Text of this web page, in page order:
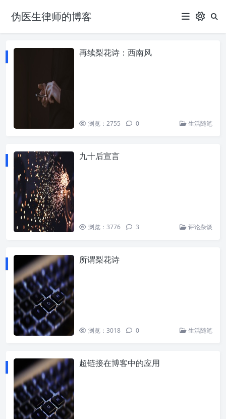
伪医生律师的博客
再续梨花诗：西南风
浏览：2755 0 生活随笔
九十后宣言
浏览：3776 3 评论杂谈
所谓梨花诗
浏览：3018 0 生活随笔
超链接在博客中的应用